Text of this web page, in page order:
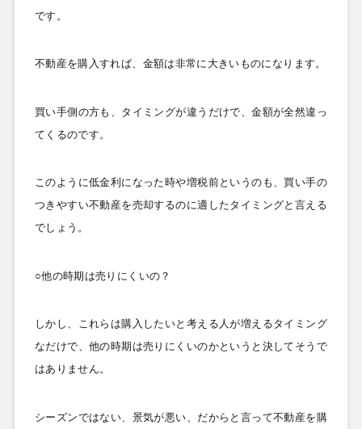
です。
不動産を購入すれば、金額は非常に大きいものになります。
買い手側の方も、タイミングが違うだけで、金額が全然違っ
てくるのです。
このように低金利になった時や増税前というのも、買い手の
つきやすい不動産を売却するのに適したタイミングと言える
でしょう。
○他の時期は売りにくいの？
しかし、これらは購入したいと考える人が増えるタイミング
なだけで、他の時期は売りにくいのかというと決してそうで
はありません。
シーズンではない、景気が悪い、だからと言って不動産を購